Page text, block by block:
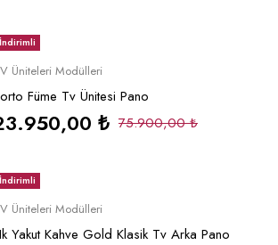
İndirimli
Üniteleri Modülleri
Füme Tv Ünitesi Pano
75.900,00₺
₺
İndirimli
Üniteleri Modülleri
Yakut Kahve Gold Klasik Tv Arka Pano